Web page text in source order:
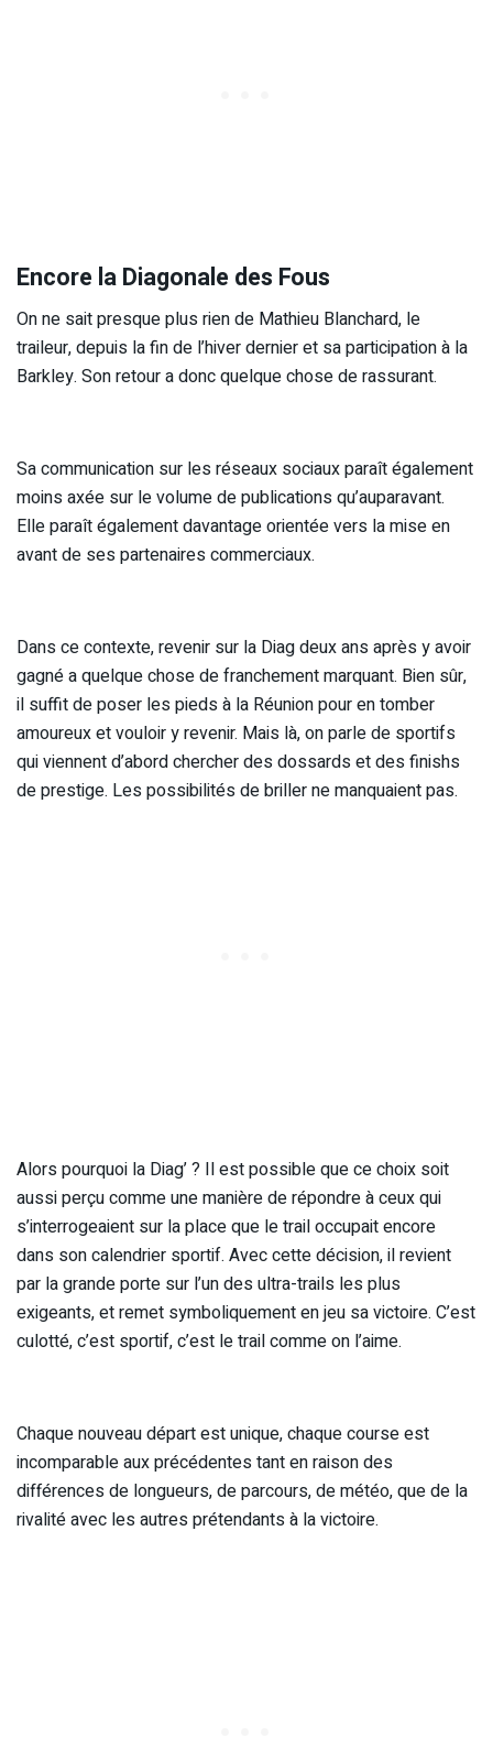
Encore la Diagonale des Fous
On ne sait presque plus rien de Mathieu Blanchard, le
traileur, depuis la fin de l’hiver dernier et sa participation à la
Barkley. Son retour a donc quelque chose de rassurant.
Sa communication sur les réseaux sociaux paraît également
moins axée sur le volume de publications qu’auparavant.
Elle paraît également davantage orientée vers la mise en
avant de ses partenaires commerciaux.
Dans ce contexte, revenir sur la Diag deux ans après y avoir
gagné a quelque chose de franchement marquant. Bien sûr,
il suffit de poser les pieds à la Réunion pour en tomber
amoureux et vouloir y revenir. Mais là, on parle de sportifs
qui viennent d’abord chercher des dossards et des finishs
de prestige. Les possibilités de briller ne manquaient pas.
Alors pourquoi la Diag’ ? Il est possible que ce choix soit
aussi perçu comme une manière de répondre à ceux qui
s’interrogeaient sur la place que le trail occupait encore
dans son calendrier sportif. Avec cette décision, il revient
par la grande porte sur l’un des ultra-trails les plus
exigeants, et remet symboliquement en jeu sa victoire. C’est
culotté, c’est sportif, c’est le trail comme on l’aime.
Chaque nouveau départ est unique, chaque course est
incomparable aux précédentes tant en raison des
différences de longueurs, de parcours, de météo, que de la
rivalité avec les autres prétendants à la victoire.